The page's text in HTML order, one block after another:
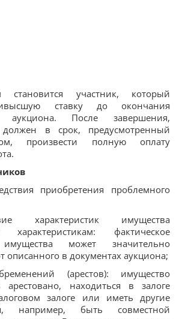
становится участник, который
ставку до окончания
аукциона. После завершения,
должен в срок, предусмотренный
произвести полную оплату
приобретения проблемного
характеристик имущества
характеристикам: фактическое
имущества может значительно
описанного в документах аукциона;
(арестов): имущество
находиться в залоге
залоге или иметь другие
например, быть совместной